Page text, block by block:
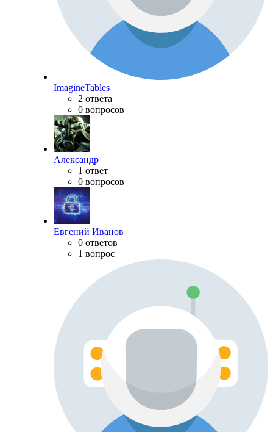
ImagineTables
2 ответа
0 вопросов
Александр
1 ответ
0 вопросов
Евгений Иванов
0 ответов
1 вопрос